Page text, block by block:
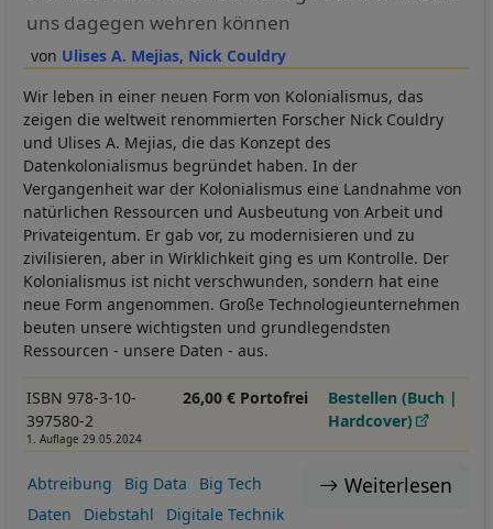
Ulises A. Mejias Nick Couldry
uns dagegen wehren können
Wir leben in einer neuen Form von Kolonialismus, das
zeigen die weltweit renommierten Forscher Nick Couldry
und Ulises A. Mejias, die das Konzept des
Datenkolonialismus begründet haben. In der
Vergangenheit war der Kolonialismus eine Landnahme von
natürlichen Ressourcen und Ausbeutung von Arbeit und
Privateigentum. Er gab vor, zu modernisieren und zu
zivilisieren, aber in Wirklichkeit ging es um Kontrolle. Der
Kolonialismus ist nicht verschwunden, sondern hat eine
neue Form angenommen. Große Technologieunternehmen
beuten unsere wichtigsten und grundlegendsten
Ressourcen - unsere Daten - aus.
ISBN 978-3-10-
397580-2
1. Auflage 29.05.2024
26,00 € Portofrei
Bestellen (Buch |
Hardcover)
Weiterlesen
Abtreibung Big Data
Big Tech
Daten
Diebstahl
Digitale Technik